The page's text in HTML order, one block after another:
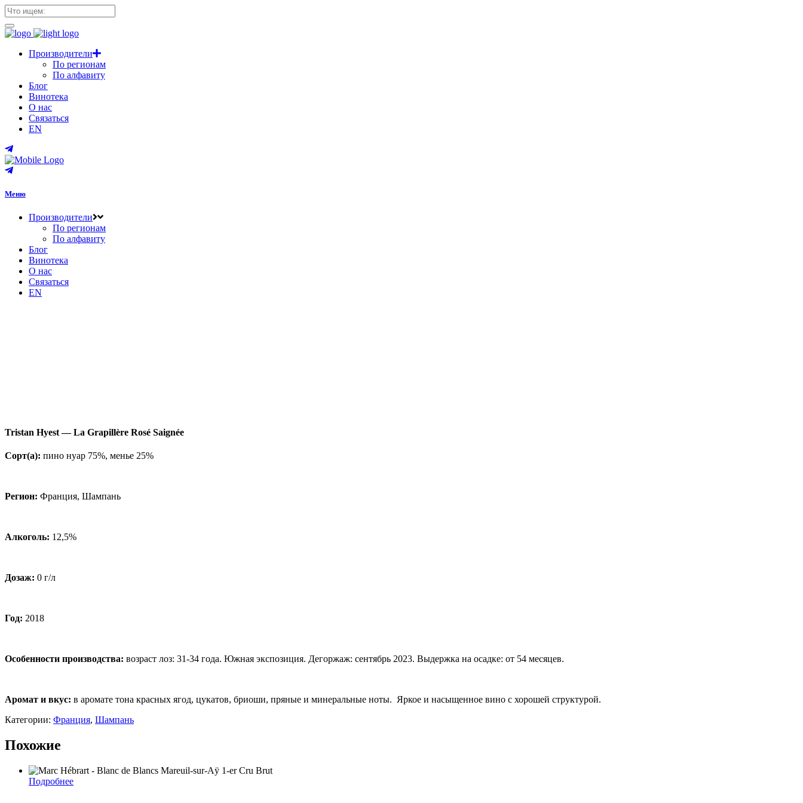
Производители
По регионам
По алфавиту
Блог
Винотека
О нас
Связаться
EN
Меню
Производители
По регионам
По алфавиту
Блог
Винотека
О нас
Связаться
EN
Tristan Hyest — La Grapillère Rosé Saignée
Сорт(а): пино нуар 75%, менье 25%
Регион: Франция, Шампань
Алкоголь: 12,5%
Дозаж: 0 г/л
Год: 2018
Особенности производства: возраст лоз: 31-34 года. Южная экспозиция. Дегоржаж: сентябрь 2023. Выдержка на осадке: от 54 месяцев.
Аромат и вкус: в аромате тона красных ягод, цукатов, бриоши, пряные и минеральные ноты. Яркое и насыщенное вино с хорошей структурой.
Категории: Франция, Шампань
Похожие
Подробнее